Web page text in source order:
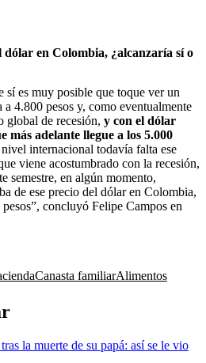
dólar en Colombia, ¿alcanzaría sí o
sí es muy posible que toque ver un
4.800 pesos y, como eventualmente
global de recesión, y con el dólar
más adelante llegue a los 5.000
internacional todavía falta ese
viene acostumbrado con la recesión,
semestre, en algún momento,
de ese precio del dólar en Colombia,
concluyó Felipe Campos en
Canasta familiarAlimentos
la muerte de su papá: así se le vio